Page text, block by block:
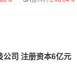
：拟3000万元—5000
及其一致行动人拟公
公司 注册资本6亿元